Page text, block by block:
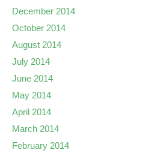
December 2014
October 2014
August 2014
July 2014
June 2014
May 2014
April 2014
March 2014
February 2014